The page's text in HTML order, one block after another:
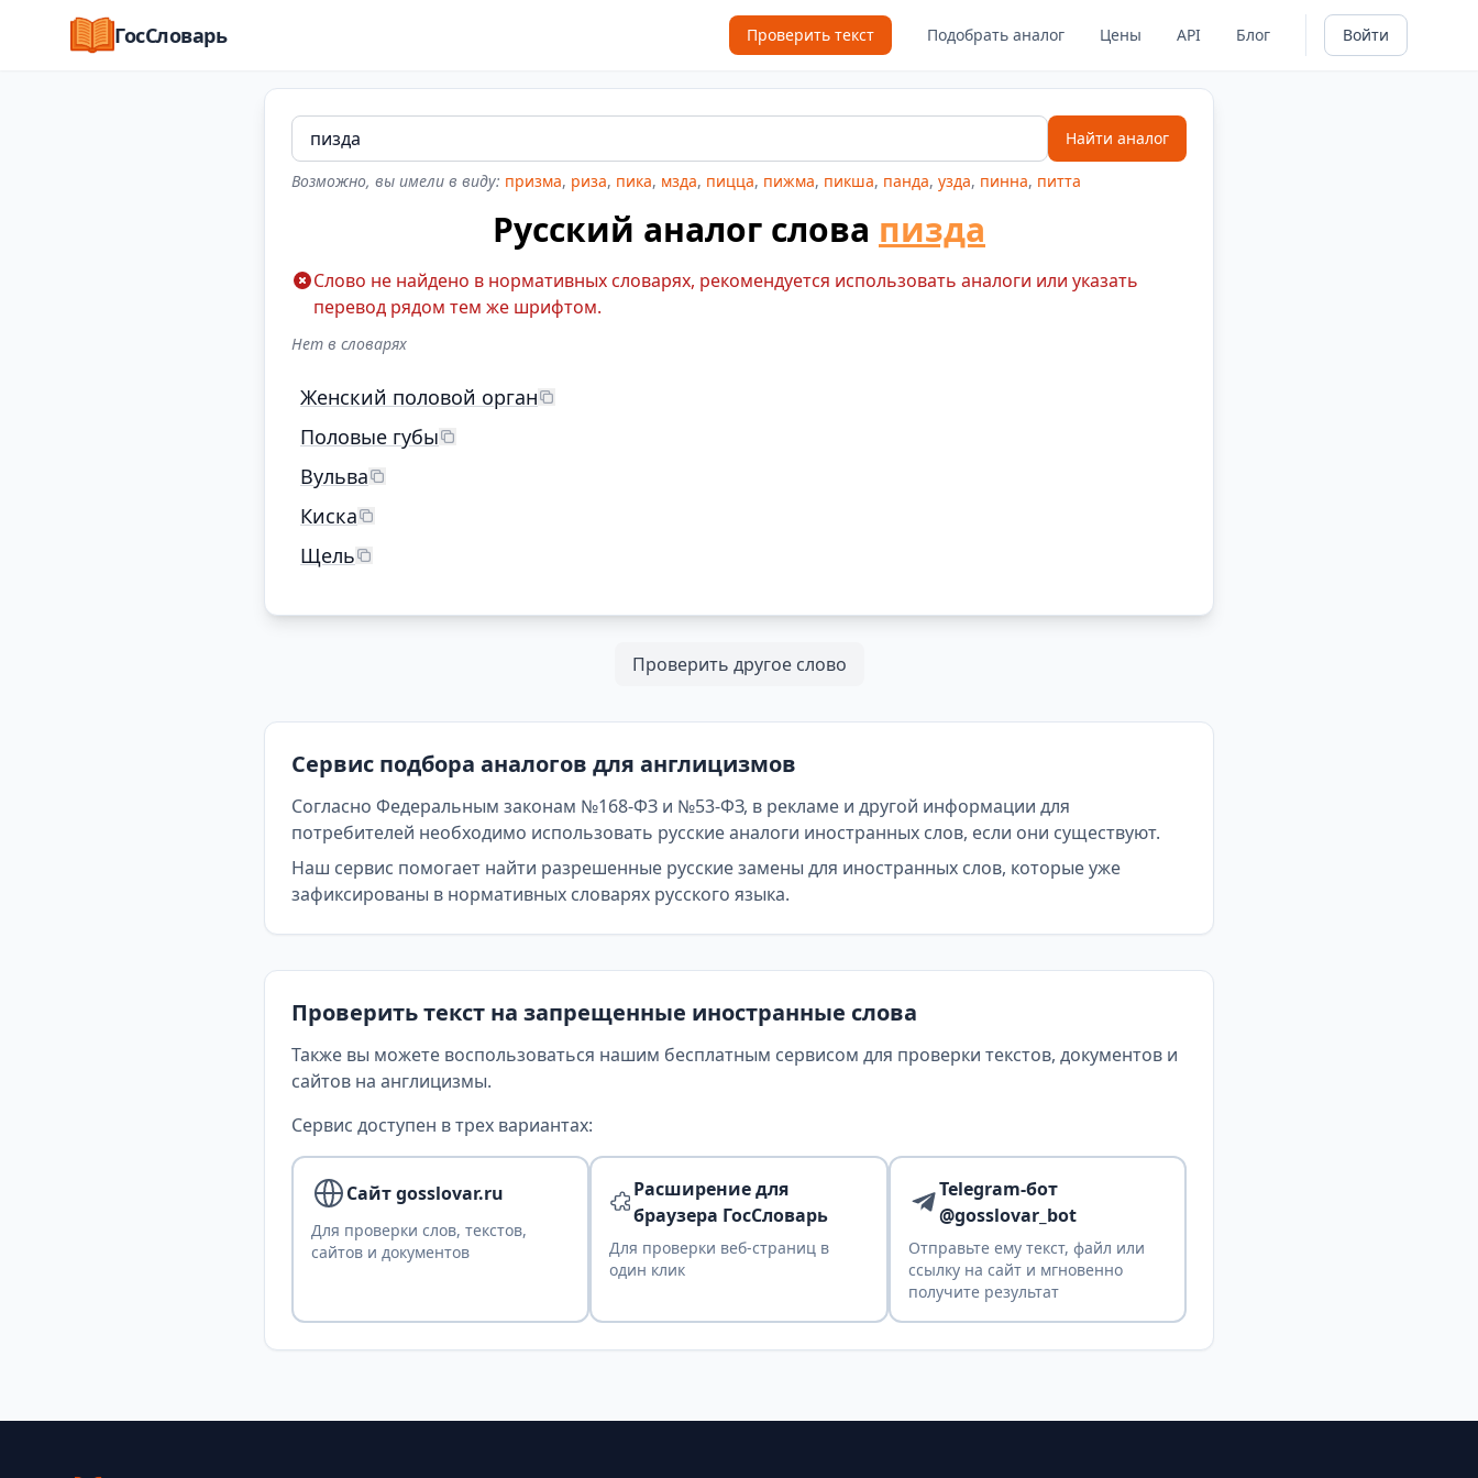
ГосСловарь Проверить текст Подобрать аналог Цены API Блог Войти
Найти аналог
Возможно, вы имели в виду: призма, риза, пика, мзда, пицца, пижма, пикша, панда, узда, пинна, питта
Русский аналог слова пизда
Слово не найдено в нормативных словарях, рекомендуется использовать аналоги или указать
перевод рядом тем же шрифтом.
Нет в словарях
Женский половой орган
Половые губы
Вульва
Киска
Щель
Проверить другое слово
Сервис подбора аналогов для англицизмов
Согласно Федеральным законам №168-ФЗ и №53-ФЗ, в рекламе и другой информации для
потребителей необходимо использовать русские аналоги иностранных слов, если они существуют.
Наш сервис помогает найти разрешенные русские замены для иностранных слов, которые уже
зафиксированы в нормативных словарях русского языка.
Проверить текст на запрещенные иностранные слова
Также вы можете воспользоваться нашим бесплатным сервисом для проверки текстов, документов и
сайтов на англицизмы.
Сервис доступен в трех вариантах:
Сайт gosslovar.ru
Для проверки слов, текстов,
сайтов и документов
Расширение для
браузера ГосСловарь
Для проверки веб-страниц в
один клик
Telegram-бот
@gosslovar_bot
Отправьте ему текст, файл или
ссылку на сайт и мгновенно
получите результат